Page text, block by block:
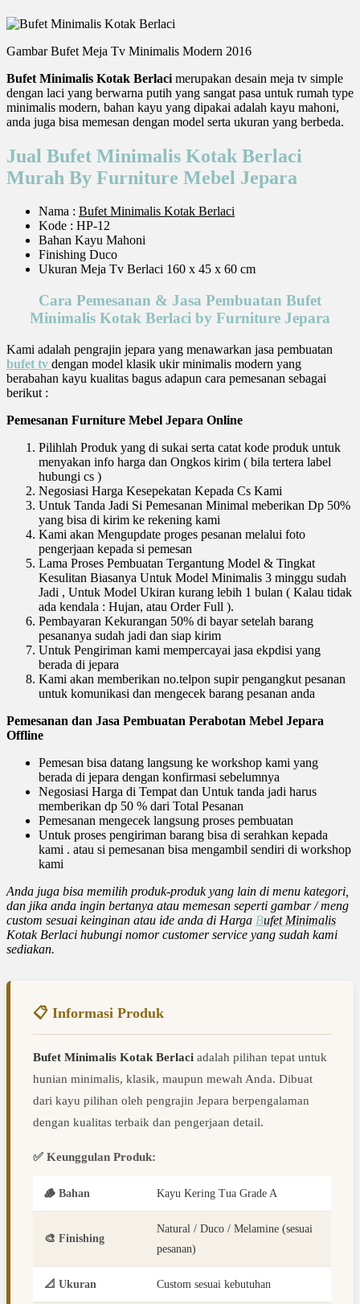
Gambar Bufet Meja Tv Minimalis Modern 2016
Bufet Minimalis Kotak Berlaci merupakan desain meja tv simple
dengan laci yang berwarna putih yang sangat pasa untuk rumah type
minimalis modern, bahan kayu yang dipakai adalah kayu mahoni,
anda juga bisa memesan dengan model serta ukuran yang berbeda.
Jual Bufet Minimalis Kotak Berlaci
Murah By Furniture Mebel Jepara
Nama : Bufet Minimalis Kotak Berlaci
Kode : HP-12
Bahan Kayu Mahoni
Finishing Duco
Ukuran Meja Tv Berlaci 160 x 45 x 60 cm
Cara Pemesanan & Jasa Pembuatan Bufet
Minimalis Kotak Berlaci by Furniture Jepara
Kami adalah pengrajin jepara yang menawarkan jasa pembuatan
bufet tv dengan model klasik ukir minimalis modern yang
berabahan kayu kualitas bagus adapun cara pemesanan sebagai
berikut :
Pemesanan Furniture Mebel Jepara Online
Pilihlah Produk yang di sukai serta catat kode produk untuk
menyakan info harga dan Ongkos kirim ( bila tertera label
hubungi cs )
Negosiasi Harga Kesepekatan Kepada Cs Kami
Untuk Tanda Jadi Si Pemesanan Minimal meberikan Dp 50%
yang bisa di kirim ke rekening kami
Kami akan Mengupdate proges pesanan melalui foto
pengerjaan kepada si pemesan
Lama Proses Pembuatan Tergantung Model & Tingkat
Kesulitan Biasanya Untuk Model Minimalis 3 minggu sudah
Jadi , Untuk Model Ukiran kurang lebih 1 bulan ( Kalau tidak
ada kendala : Hujan, atau Order Full ).
Pembayaran Kekurangan 50% di bayar setelah barang
pesananya sudah jadi dan siap kirim
Untuk Pengiriman kami mempercayai jasa ekpdisi yang
berada di jepara
Kami akan memberikan no.telpon supir pengangkut pesanan
untuk komunikasi dan mengecek barang pesanan anda
Pemesanan dan Jasa Pembuatan Perabotan Mebel Jepara
Offline
Pemesan bisa datang langsung ke workshop kami yang
berada di jepara dengan konfirmasi sebelumnya
Negosiasi Harga di Tempat dan Untuk tanda jadi harus
memberikan dp 50 % dari Total Pesanan
Pemesanan mengecek langsung proses pembuatan
Untuk proses pengiriman barang bisa di serahkan kepada
kami . atau si pemesanan bisa mengambil sendiri di workshop
kami
Anda juga bisa memilih produk-produk yang lain di menu kategori,
dan jika anda ingin bertanya atau memesan seperti gambar / meng
custom sesuai keinginan atau ide anda di Harga Bufet Minimalis
Kotak Berlaci hubungi nomor customer service yang sudah kami
sediakan.
📋 Informasi Produk
Bufet Minimalis Kotak Berlaci adalah pilihan tepat untuk
hunian minimalis, klasik, maupun mewah Anda. Dibuat
dari kayu pilihan oleh pengrajin Jepara berpengalaman
dengan kualitas terbaik dan pengerjaan detail.
✅ Keunggulan Produk:
🪵 Bahan Kayu Kering Tua Grade A
🎨 Finishing
Natural / Duco / Melamine (sesuai
pesanan)
📐 Ukuran Custom sesuai kebutuhan